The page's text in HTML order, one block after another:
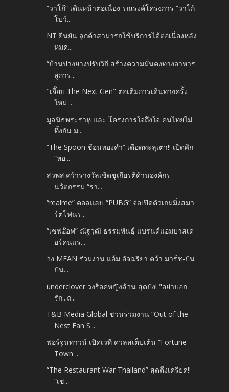
“วาโก้” เดินหน้าต่อเนื่อง รณรงค์โครงการ “วาโก้
โบว์...
NT ยืนยัน ลูกค้าสามารถใช้บริการได้ต่อเนื่องหลัง
หมด...
“บ้านปางยางปรับวิถี สร้างความมั่นคงทางอาหาร
สู่การ...
"เจี๊ยบ The Next Gen" ต่อเติมการเดินทางครั้ง
ใหม่ ...
มูลนิธพระราหู และ โครงการใจถึงใจ คนไทยไม่
ทิ้งกัน ม...
“The Spoon ช้อนทองคำ” เดือดทะลุเตา!! เปิดศึก
“หอ...
สวพส.คว้ารางวัลเชิดชูเกียรติด้านองค์กร
นวัตกรรม “รา...
“realme” คอลแลบ “PUBG” จ่อเปิดตัวเกมมิ่งสมา
ร์ตโฟนร...
“เชฟอ๊อฟ” ณัฐวุฒิ ธรรมพันธุ์ แบรนด์แอมบาสเด
อร์คนแร...
วง MEAN ร่วมงาน แอ้ม อัจฉริยา คว้า มาร์ช-ปัน
ปัน...
underclover วงร็อคหญิงล้วน สุดปัง! "อย่าบอก
รัก...ถ...
T&B Media Global ชวนร่วมงาน “Out of the
Nest Fan S...
ฟอร์จูนทาวน์ เปิดเวที ดวลสเต็ปเต้น “Fortune
Town ...
“The Restaurant War Thailand” สุดตึงเครียด!!
“เช...